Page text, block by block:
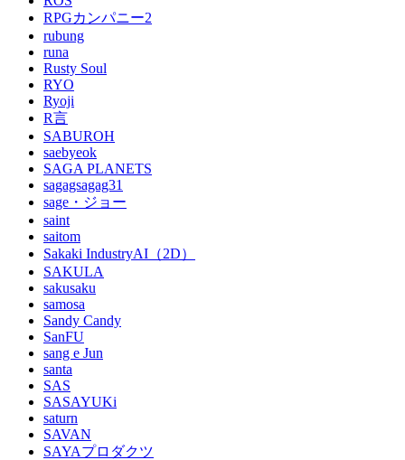
RPGカンパニー2
rubung
runa
Rusty Soul
RYO
Ryoji
R言
SABUROH
saebyeok
SAGA PLANETS
sagagsagag31
sage・ジョー
saint
saitom
Sakaki IndustryAI（2D）
SAKULA
sakusaku
samosa
Sandy Candy
SanFU
sang e Jun
santa
SAS
SASAYUKi
saturn
SAVAN
SAYAプロダクツ